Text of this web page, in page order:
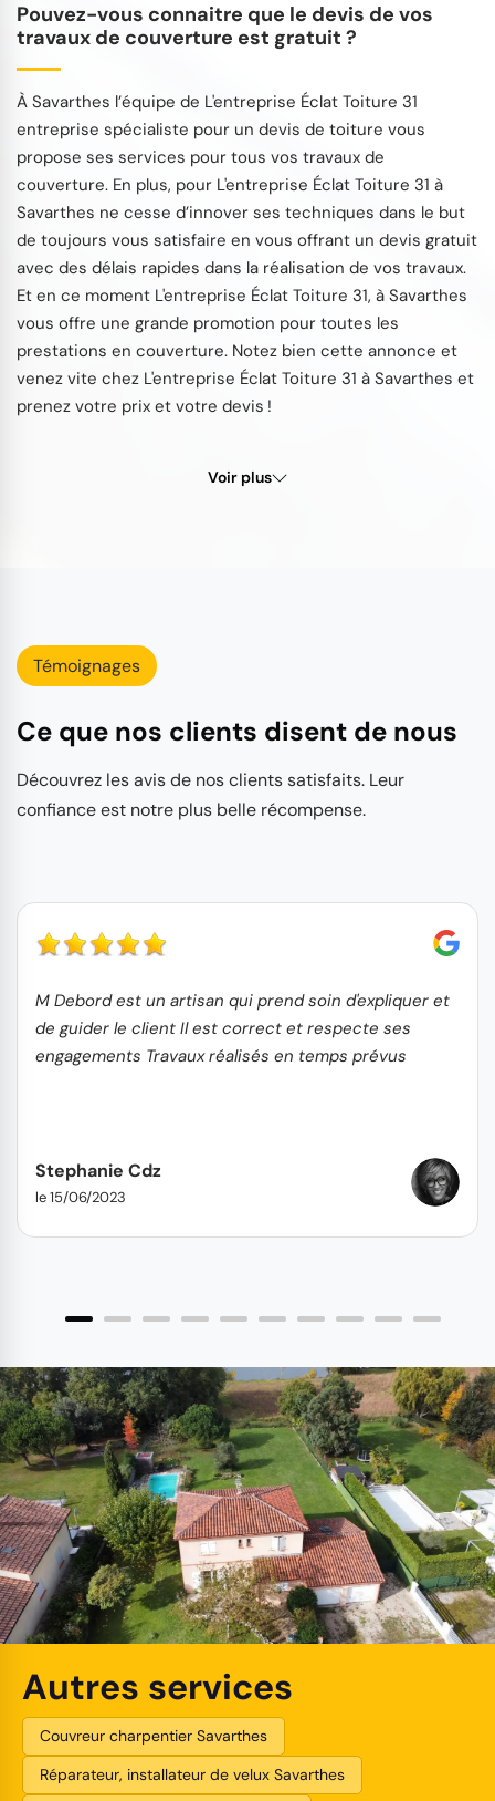
Pouvez-vous connaitre que le devis de vos
travaux de couverture est gratuit ?
À Savarthes l’équipe de L'entreprise Éclat Toiture 31
entreprise spécialiste pour un devis de toiture vous
propose ses services pour tous vos travaux de
couverture. En plus, pour L'entreprise Éclat Toiture 31 à
Savarthes ne cesse d’innover ses techniques dans le but
de toujours vous satisfaire en vous offrant un devis gratuit
avec des délais rapides dans la réalisation de vos travaux.
Et en ce moment L'entreprise Éclat Toiture 31, à Savarthes
vous offre une grande promotion pour toutes les
prestations en couverture. Notez bien cette annonce et
venez vite chez L'entreprise Éclat Toiture 31 à Savarthes et
prenez votre prix et votre devis !
Voir plus
Témoignages
Ce que nos clients disent de nous
Découvrez les avis de nos clients satisfaits. Leur
confiance est notre plus belle récompense.
M Debord est un artisan qui prend soin d'expliquer et
de guider le client Il est correct et respecte ses
engagements Travaux réalisés en temps prévus
Stephanie Cdz
le 15/06/2023
Autres services
Couvreur charpentier Savarthes
Réparateur, installateur de velux Savarthes